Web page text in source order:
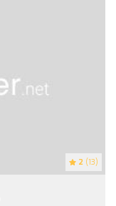
2 (13)